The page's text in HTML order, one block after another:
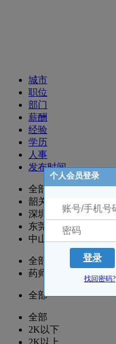
城市
职位
部门
薪酬
经验
学历
人事
发布时间
全部
韶关
深圳
东莞
中山
全部
药师/执业药师
全部
全部
2K以下
2K以上
个人会员登录
登录
找回密码?